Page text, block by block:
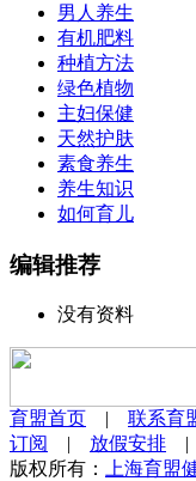
男人养生
有机肥料
种植方法
绿色植物
主妇保健
天然护肤
素食养生
养生知识
如何育儿
编辑推荐
没有资料
育盟首页 联系育
订阅
放假安排
版权所有： 上海育盟